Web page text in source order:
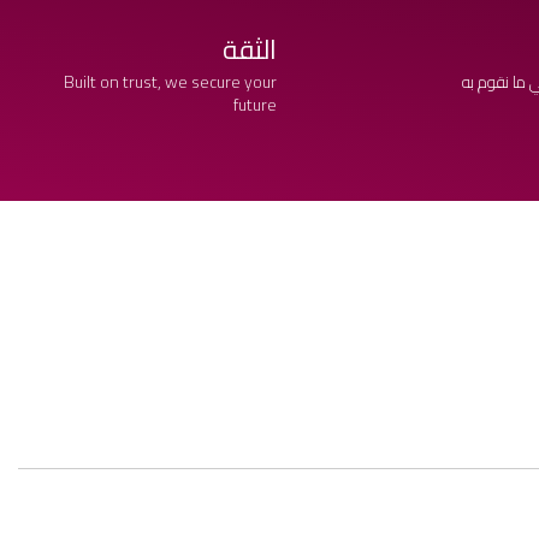
ما نقوم به
الثقة
Built on trust, we secure your
future